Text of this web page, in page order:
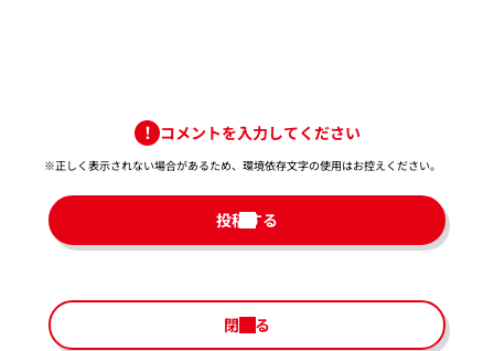
コメントを入力してください
※正しく表示されない場合があるため、環境依存文字の使用はお控えください。​
投稿する
閉じる